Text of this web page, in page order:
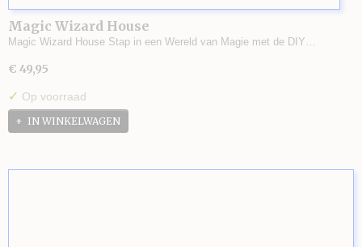
Magic Wizard House
Magic Wizard House Stap in een Wereld van Magie met de DIY…
€ 49,95
✓ Op voorraad
IN WINKELWAGEN